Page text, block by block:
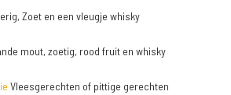
Zoet en een vleugje whisky
mout, zoetig, rood fruit en whisky
Vleesgerechten of pittige gerechten